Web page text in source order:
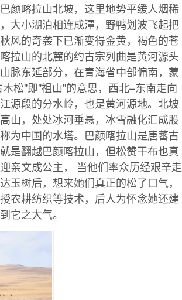
颜喀拉山北坡，这里地势平缓人烟稀
大小湖泊相连成潭，野鸭划波飞起把
风的奇袭下已渐变得金黄，褐色的苍
拉山的北麓的约古宗列曲是黄河源头
脉东延部分，在青海省中部偏南，蒙
松"即"祖山"的意思，西北–东南走向
源段的分水岭，也是黄河源地。北坡
山，处处冰河垂悬，冰雪融化汇成股
为中国的水塔。巴颜喀拉山是唐蕃古
是翻越巴颜喀拉山，但松赞干布也真
亲文成公主， 当他们率众历经艰辛走
树后，想来她们真正的松了口气，
农耕纺织等技术，后人为怀念她还建
它之大气。